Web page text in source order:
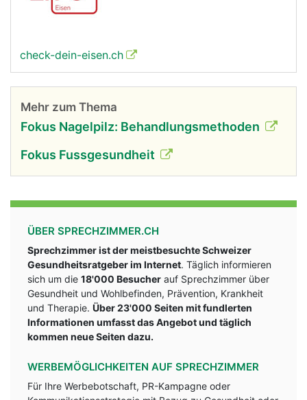
check-dein-eisen.ch
Mehr zum Thema
Fokus Nagelpilz: Behandlungsmethoden
Fokus Fussgesundheit
ÜBER SPRECHZIMMER.CH
Sprechzimmer ist der meistbesuchte Schweizer
Gesundheitsratgeber im Internet. Täglich informieren
sich um die 18'000 Besucher auf Sprechzimmer über
Gesundheit und Wohlbefinden, Prävention, Krankheit
und Therapie. Über 23'000 Seiten mit fundlerten
Informationen umfasst das Angebot und täglich
kommen neue Seiten dazu.
WERBEMÖGLICHKEITEN AUF SPRECHZIMMER
Für Ihre Werbebotschaft, PR-Kampagne oder